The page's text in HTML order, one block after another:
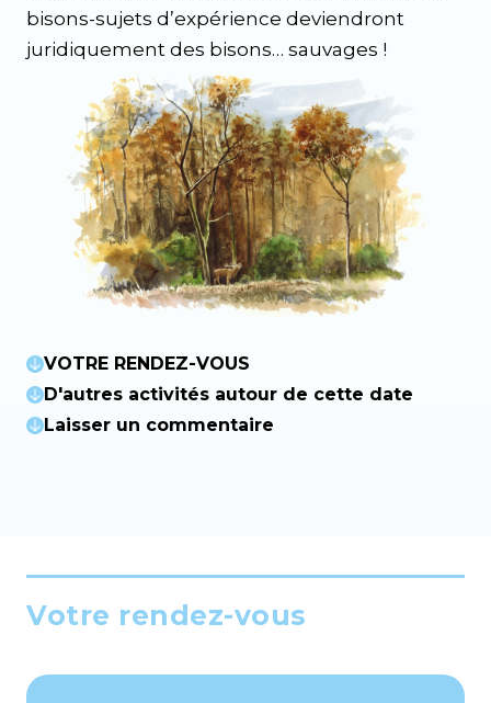
bisons-sujets d’expérience deviendront
juridiquement des bisons… sauvages !
VOTRE RENDEZ-VOUS
D'autres activités autour de cette date
Laisser un commentaire
Votre rendez-vous